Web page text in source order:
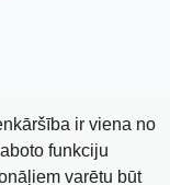
ir viena no
funkciju
varētu būt